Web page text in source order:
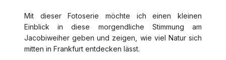
Mit dieser Fotoserie möchte ich einen kleinen
Einblick in diese morgendliche Stimmung am
Jacobiweiher geben und zeigen, wie viel Natur sich
mitten in Frankfurt entdecken lässt.